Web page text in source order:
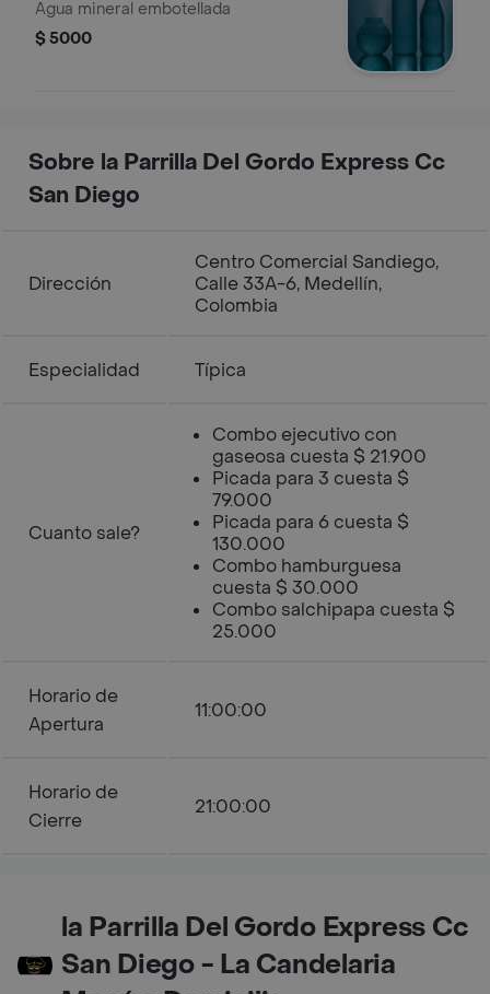
Agua mineral embotellada
$ 5000
Sobre la Parrilla Del Gordo Express Cc
San Diego
Dirección
Centro Comercial Sandiego,
Calle 33A-6, Medellín,
Colombia
Especialidad Típica
Cuanto sale?
Combo ejecutivo con
gaseosa cuesta $ 21.900
Picada para 3 cuesta $
79.000
Picada para 6 cuesta $
130.000
Combo hamburguesa
cuesta $ 30.000
Combo salchipapa cuesta $
25.000
Horario de
Apertura
11:00:00
Horario de
Cierre
21:00:00
la Parrilla Del Gordo Express Cc
San Diego - La Candelaria